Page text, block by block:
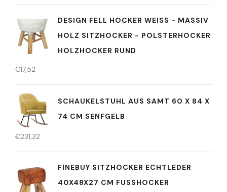
DESIGN FELL HOCKER WEISS - MASSIV H
OLZ SITZHOCKER - POLSTERHOCKER H
OLZHOCKER RUND
€17,52
SCHAUKELSTUHL AUS SAMT 60 X 84 X
74 CM SENFGELB
€231,32
FINEBUY SITZHOCKER ECHTLEDER
40X48X27 CM FUSSHOCKER L